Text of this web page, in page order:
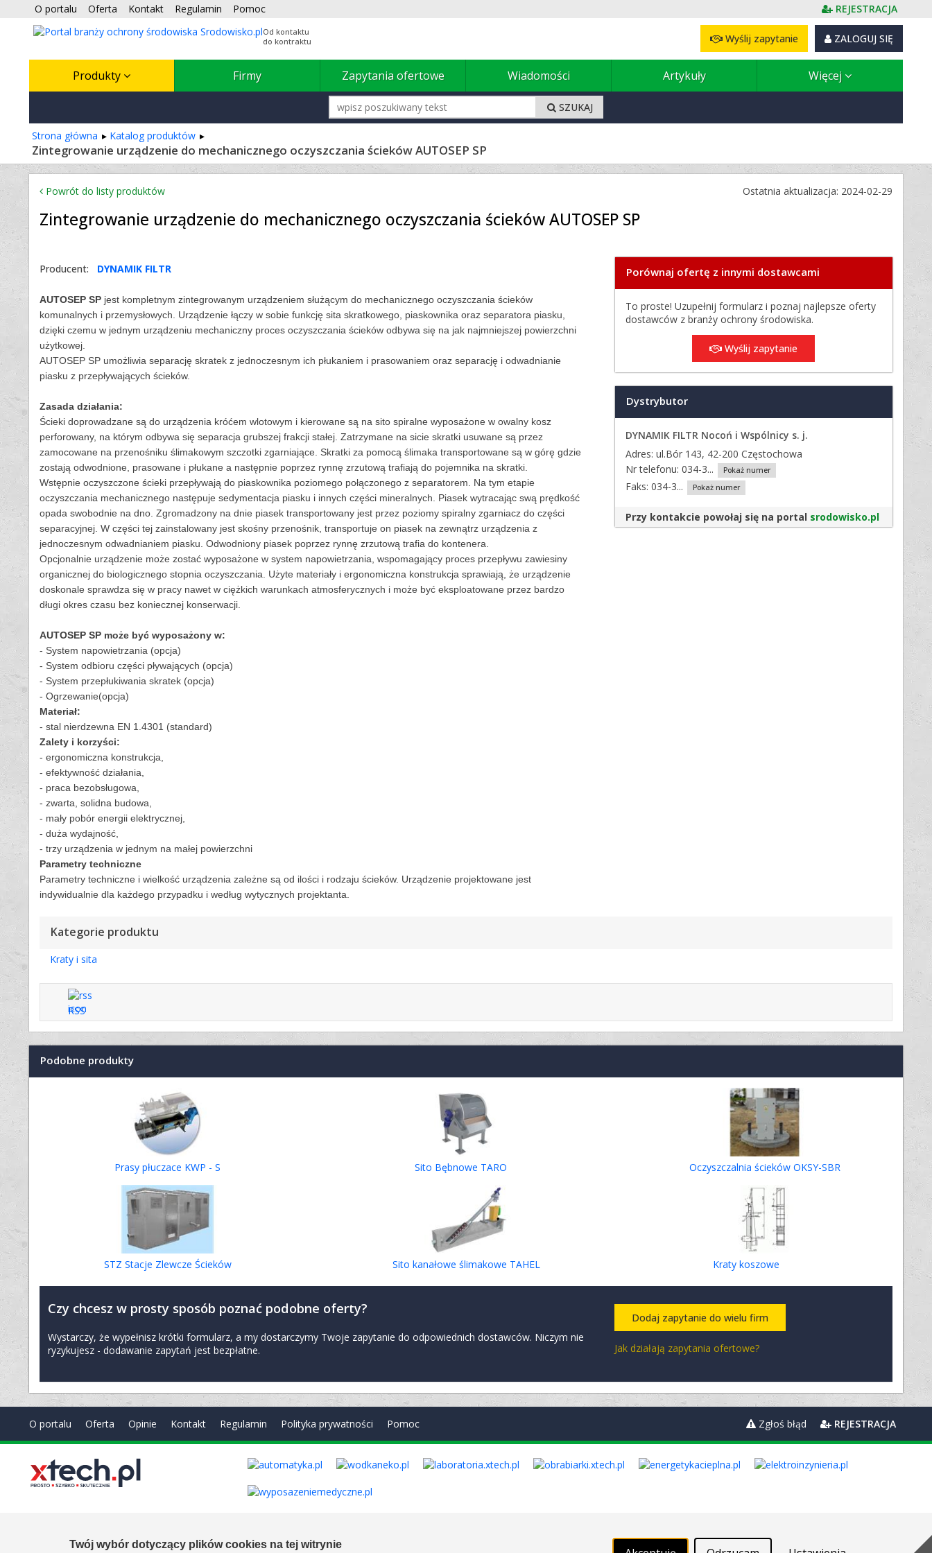
Twój wybór dotyczący plików cookies na tej witrynie
O portalu Oferta Kontakt Regulamin Pomoc REJESTRACJA
Od kontaktu
do kontraktu
ZALOGUJ SIĘ
Wyślij zapytanie
Produkty Firmy Zapytania ofertowe Wiadomości Artykuły Więcej
SZUKAJ
Strona główna Katalog produktów
Zintegrowanie urządzenie do mechanicznego oczyszczania ścieków AUTOSEP SP
Powrót do listy produktów Ostatnia aktualizacja: 2024-02-29
Zintegrowanie urządzenie do mechanicznego oczyszczania ścieków AUTOSEP SP
Producent: DYNAMIK FILTR
AUTOSEP SP jest kompletnym zintegrowanym urządzeniem służącym do mechanicznego oczyszczania ścieków
komunalnych i przemysłowych. Urządzenie łączy w sobie funkcję sita skratkowego, piaskownika oraz separatora piasku,
dzięki czemu w jednym urządzeniu mechaniczny proces oczyszczania ścieków odbywa się na jak najmniejszej powierzchni
użytkowej.
AUTOSEP SP umożliwia separację skratek z jednoczesnym ich płukaniem i prasowaniem oraz separację i odwadnianie
piasku z przepływających ścieków.
Zasada działania:
Ścieki doprowadzane są do urządzenia króćem wlotowym i kierowane są na sito spiralne wyposażone w owalny kosz
perforowany, na którym odbywa się separacja grubszej frakcji stałej. Zatrzymane na sicie skratki usuwane są przez
zamocowane na przenośniku ślimakowym szczotki zgarniające. Skratki za pomocą ślimaka transportowane są w górę gdzie
zostają odwodnione, prasowane i płukane a następnie poprzez rynnę zrzutową trafiają do pojemnika na skratki.
Wstępnie oczyszczone ścieki przepływają do piaskownika poziomego połączonego z separatorem. Na tym etapie
oczyszczania mechanicznego następuje sedymentacja piasku i innych części mineralnych. Piasek wytracając swą prędkość
opada swobodnie na dno. Zgromadzony na dnie piasek transportowany jest przez poziomy spiralny zgarniacz do części
separacyjnej. W części tej zainstalowany jest skośny przenośnik, transportuje on piasek na zewnątrz urządzenia z
jednoczesnym odwadnianiem piasku. Odwodniony piasek poprzez rynnę zrzutową trafia do kontenera.
Opcjonalnie urządzenie może zostać wyposażone w system napowietrzania, wspomagający proces przepływu zawiesiny
organicznej do biologicznego stopnia oczyszczania. Użyte materiały i ergonomiczna konstrukcja sprawiają, że urządzenie
doskonale sprawdza się w pracy nawet w ciężkich warunkach atmosferycznych i może być eksploatowane przez bardzo
długi okres czasu bez koniecznej konserwacji.
AUTOSEP SP może być wyposażony w:
- System napowietrzania (opcja)
- System odbioru części pływających (opcja)
- System przepłukiwania skratek (opcja)
- Ogrzewanie(opcja)
Materiał:
- stal nierdzewna EN 1.4301 (standard)
Zalety i korzyści:
- ergonomiczna konstrukcja,
- efektywność działania,
- praca bezobsługowa,
- zwarta, solidna budowa,
- mały pobór energii elektrycznej,
- duża wydajność,
- trzy urządzenia w jednym na małej powierzchni
Parametry techniczne
Parametry techniczne i wielkość urządzenia zależne są od ilości i rodzaju ścieków. Urządzenie projektowane jest
indywidualnie dla każdego przypadku i według wytycznych projektanta.
Porównaj ofertę z innymi dostawcami
To proste! Uzupełnij formularz i poznaj najlepsze oferty
dostawców z branży ochrony środowiska.
Wyślij zapytanie
Dystrybutor
DYNAMIK FILTR Nocoń i Wspólnicy s. j.
Adres: ul.Bór 143, 42-200 Częstochowa
Nr telefonu: 034-3... Pokaż numer
Faks: 034-3... Pokaż numer
Przy kontakcie powołaj się na portal srodowisko.pl
Kategorie produktu
Kraty i sita
RSS
Podobne produkty
Prasy płuczace KWP - S Sito Bębnowe TARO Oczyszczalnia ścieków OKSY-SBR
STZ Stacje Zlewcze Ścieków Sito kanałowe ślimakowe TAHEL Kraty koszowe
Czy chcesz w prosty sposób poznać podobne oferty?
Wystarczy, że wypełnisz krótki formularz, a my dostarczymy Twoje zapytanie do odpowiednich dostawców. Niczym nie
ryzykujesz - dodawanie zapytań jest bezpłatne.
Dodaj zapytanie do wielu firm
Jak działają zapytania ofertowe?
O portalu Oferta Opinie Kontakt Regulamin Polityka prywatności Pomoc Zgłoś błąd REJESTRACJA
Created by:it.xtech.pl - Software House dla MŚP